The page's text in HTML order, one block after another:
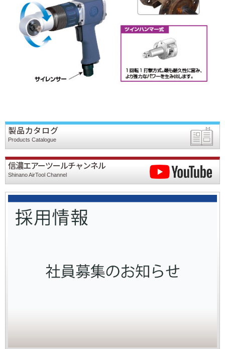
製品カタログ
Products Catalogue
信濃エアーツールチャンネル
Shinano AirTool Channel